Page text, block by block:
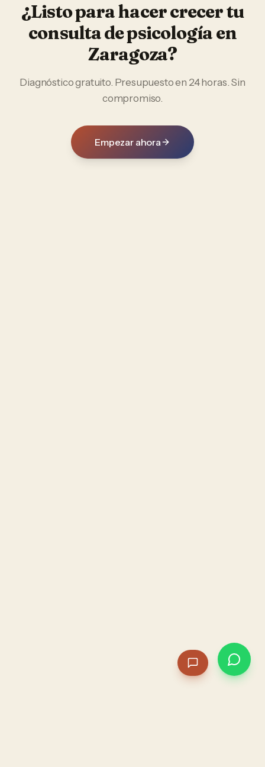
¿Listo para hacer crecer tu
consulta de psicologíaen
Zaragoza?
Diagnóstico gratuito. Presupuesto en 24 horas. Sin
compromiso.
Empezar ahora